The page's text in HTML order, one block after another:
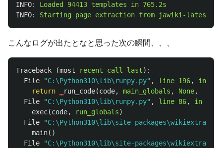
INFO:
Loaded 94413 templates in 765.2s
INFO:
Starting page extraction from jawiki-latest-
こんなログが出たとなと思った次の瞬間、、、
Traceback (most recent call last):
File
"C:\Python310\lib\runpy.py" , line 196, in
return
run_code(code, main_globals , None,
File
"C:\Python310\lib\runpy.py" , line 86, in
exec(code, run_globals)
File
"C:\Python310\lib\site-
main()
File
"C:\Python310\lib\site-